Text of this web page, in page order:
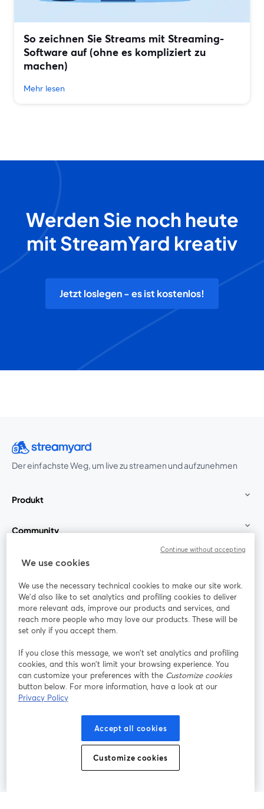
So zeichnen Sie Streams mit Streaming-
Software auf (ohne es kompliziert zu
machen)
Mehr lesen
Werden Sie noch heute
mit StreamYard kreativ
Jetzt loslegen - es ist kostenlos!
Der einfachste Weg, um live zu streamen und aufzunehmen
Produkt
Community
StreamYard für
Mitmachen
Webinar Facebook
wird in einem neuen Tab geöffnet
X (Twitter)
wird in einem neuen Tab geöffnet
Nutzungsbedingungen
wird in einem neuen Tab geöffnet
Datenschutzrichtlinie
wird in einem neuen Tab geöffnet
Cookie-Richtlinie
Cookie-Einstellungen Hilfe-Center
We use cookies
We use the necessary technical cookies to make our site work.
We'd also like to set analytics and profiling cookies to deliver
more relevant ads, improve our products and services, and
reach more people who may love our products. These will be
set only if you accept them.
If you close this message, we won’t set analytics and profiling
cookies, and this won’t limit your browsing experience. You
can customize your preferences with the Customize cookies
button below. For more information, have a look at our
Privacy Policy
Accept all cookies
Customize cookies
Continue without accepting